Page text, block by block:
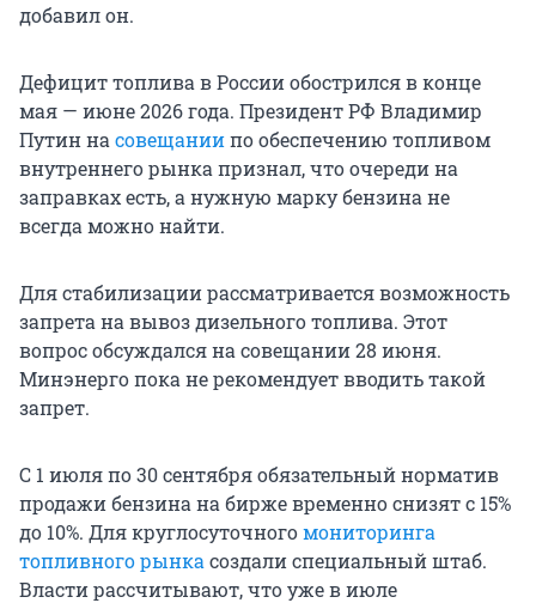
добавил он.
Дефицит топлива в России обострился в конце
мая — июне 2026 года. Президент РФ Владимир
Путин на совещаниипо обеспечению топливом
внутреннего рынка признал, что очереди на
заправках есть, а нужную марку бензина не
всегда можно найти.
Для стабилизации рассматривается возможность
запрета на вывоз дизельного топлива. Этот
вопрос обсуждался на совещании 28 июня.
Минэнерго пока не рекомендует вводить такой
запрет.
С 1 июля по 30 сентября обязательный норматив
продажи бензина на бирже временно снизят с 15%
до 10%. Для круглосуточногомониторинга
топливного рынка создали специальный штаб.
Власти рассчитывают, что уже в июле